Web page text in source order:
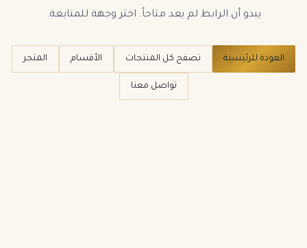
يبدو أن الرابط لم يعد متاحاً. اختر وجهة للمتابعة.
العودة للرئيسية تصفح كل المنتجات الأقسام المتجر
تواصل معنا